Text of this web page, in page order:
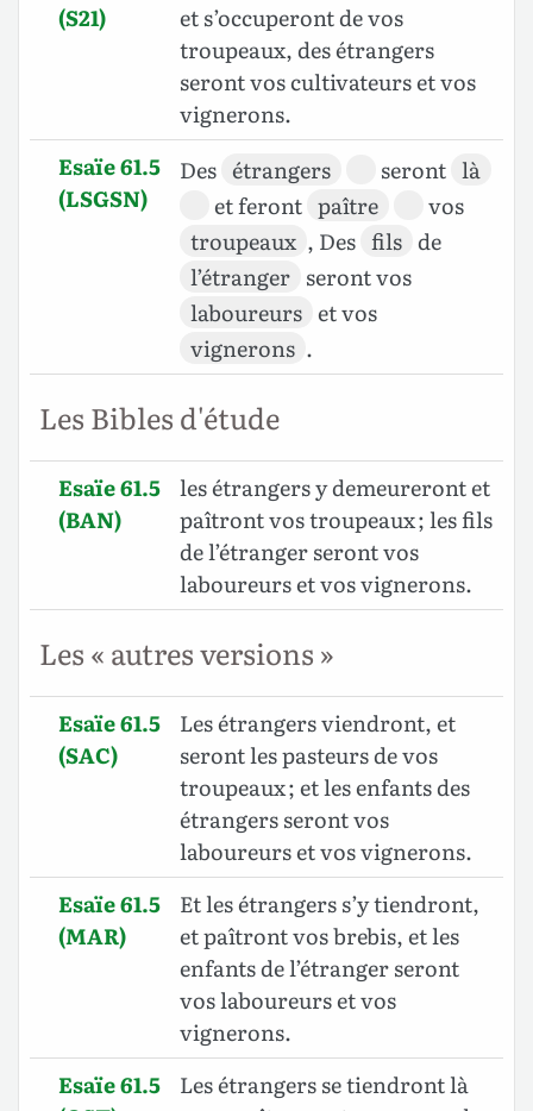
(S21)
et s’occuperont de vos
troupeaux, des étrangers
seront vos cultivateurs et vos
vignerons.
Esaïe 61.5
(LSGSN)
Des étrangers seront là
et feront paître
vos
troupeaux , Des fils de
l’étranger seront vos
laboureurs et vos
vignerons .
Les Bibles d'étude
Esaïe 61.5
(BAN)
les étrangers y demeureront et
paîtront vos troupeaux ; les fils
de l’étranger seront vos
laboureurs et vos vignerons.
Les « autres versions »
Esaïe 61.5
(SAC)
Les étrangers viendront, et
seront les pasteurs de vos
troupeaux ; et les enfants des
étrangers seront vos
laboureurs et vos vignerons.
Esaïe 61.5
(MAR)
Et les étrangers s’y tiendront,
et paîtront vos brebis, et les
enfants de l’étranger seront
vos laboureurs et vos
vignerons.
Esaïe 61.5
Les étrangers se tiendront là